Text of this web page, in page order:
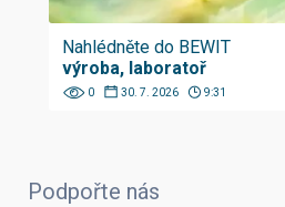
Nahlédněte do BEWIT
výroba, laboratoř
0 30. 7. 2026 9:31
Podpořte nás